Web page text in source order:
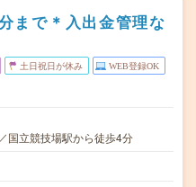
まで＊入出金管理な
土日祝日が休み WEB登録OK
国立競技場駅から徒歩4分